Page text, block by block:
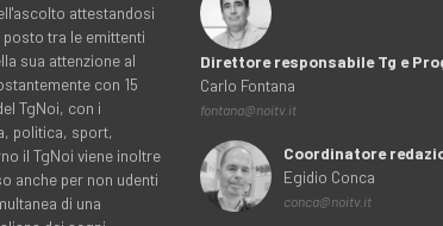
attestandosi
tra le emittenti
sua attenzione al
con 15
TgNoi, con i
politica, sport,
il TgNoi viene inoltre
anche per non udenti
di una
Direttore responsabile Tg e
Carlo Fontana
fontana@noitv.it
Coordinatore
Egidio Conca
conca@noitv.it